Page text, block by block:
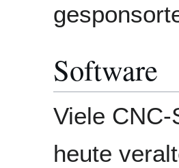
Software
Viele
heute